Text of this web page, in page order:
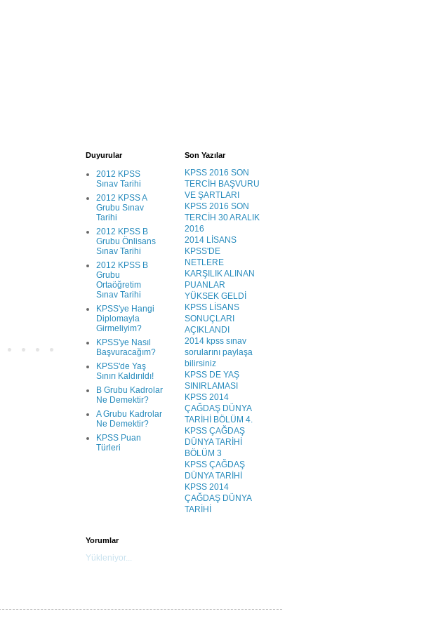
Duyurular
2012 KPSS
Sınav Tarihi
2012 KPSS A
Grubu Sınav
Tarihi
2012 KPSS B
Grubu Önlisans
Sınav Tarihi
2012 KPSS B
Grubu
Ortaöğretim
Sınav Tarihi
KPSS'ye Hangi
Diplomayla
Girmeliyim?
KPSS'ye Nasıl
Başvuracağım?
KPSS'de Yaş
Sınırı Kaldırıldı!
B Grubu Kadrolar
Ne Demektir?
A Grubu Kadrolar
Ne Demektir?
KPSS Puan
Türleri
Son Yazılar
KPSS 2016 SON
TERCİH BAŞVURU
VE ŞARTLARI
KPSS 2016 SON
TERCİH 30 ARALIK
2016
2014 LİSANS
KPSS'DE
NETLERE
KARŞILIK ALINAN
PUANLAR
YÜKSEK GELDİ
KPSS LİSANS
SONUÇLARI
AÇIKLANDI
2014 kpss sınav
sorularını paylaşa
bilirsiniz
KPSS DE YAŞ
SINIRLAMASI
KPSS 2014
ÇAĞDAŞ DÜNYA
TARİHİ BÖLÜM 4.
KPSS ÇAĞDAŞ
DÜNYA TARİHİ
BÖLÜM 3
KPSS ÇAĞDAŞ
DÜNYA TARİHİ
KPSS 2014
ÇAĞDAŞ DÜNYA
TARİHİ
Yorumlar
Yükleniyor...